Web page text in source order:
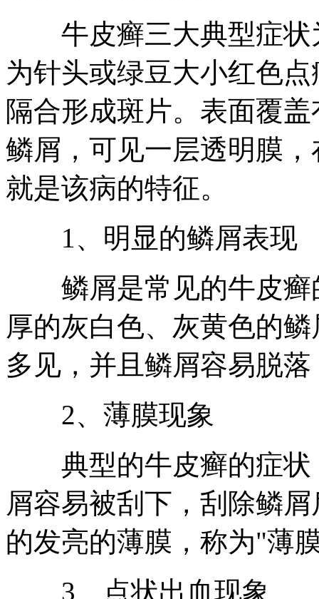
牛皮癣三大典型症状
为针头或绿豆大小红色
隔合形成斑片。表面覆
鳞屑，可见一层透明膜
就是该病的特征。
1、明显的鳞屑表现
鳞屑是常见的牛皮癣
厚的灰白色、灰黄色的
多见，并且鳞屑容易脱
2、薄膜现象
典型的牛皮癣的症状
屑容易被刮下，刮除鳞
的发亮的薄膜，称为"薄
3、点状出血现象